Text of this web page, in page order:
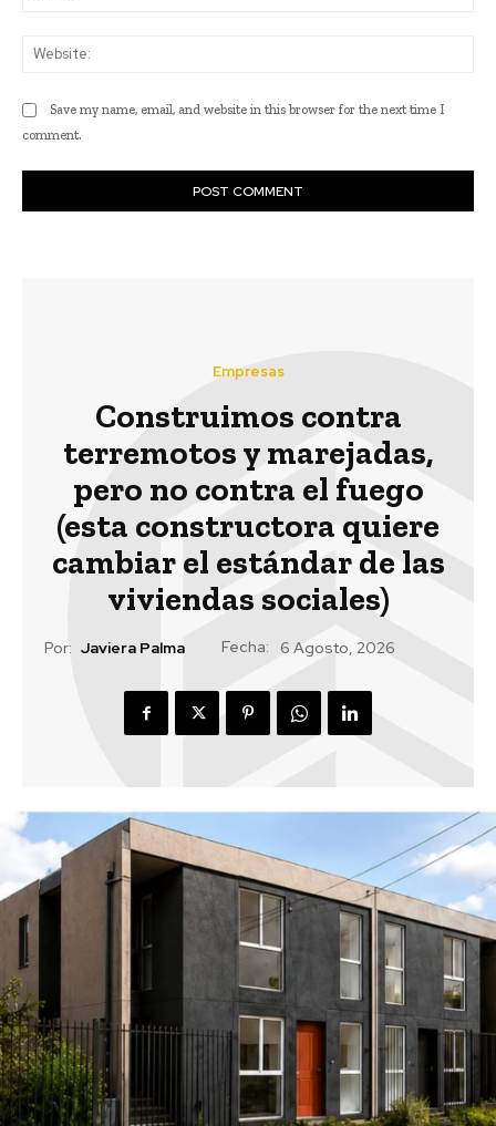
Save my name, email, and website in this browser for the next time I
comment.